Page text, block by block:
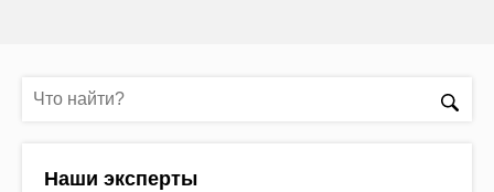
Наши эксперты